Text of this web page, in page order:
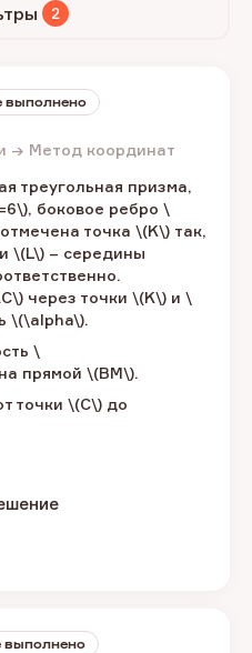
2
выполнено
→ Метод координат
треугольная п​​ризма,
​боковое ребро​ \
точка \(K\) ​так,
\(L\) – ​середины
​через точки \(K\) ​и ​\
\(\alpha\).​
\
прямой​ \(BM\).​
точки​ \(C\) ​до
выполнено